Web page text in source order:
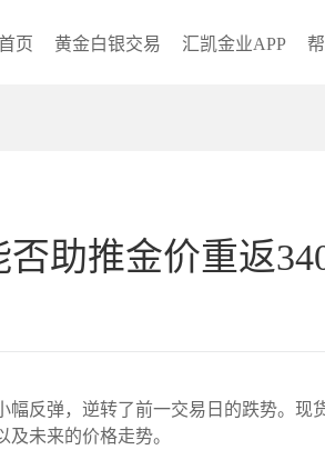
首页 黄金白银交易 汇凯金业APP
助推金价重返
反弹，逆转了前一交易日的跌势。现
未来的价格走势。